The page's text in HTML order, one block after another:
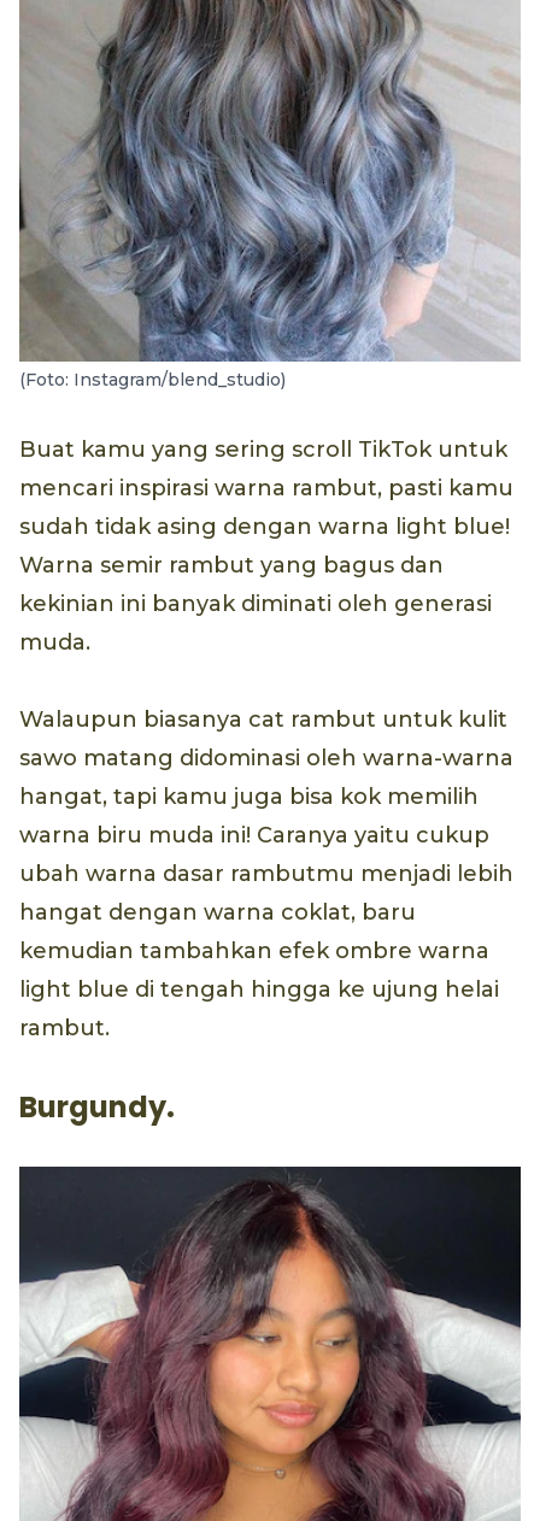
(Foto: Instagram/blend_studio)
Buat kamu yang sering scroll TikTok untuk
mencari inspirasi warna rambut, pasti kamu
sudah tidak asing dengan warna light blue!
Warna semir rambut yang bagus dan
kekinian ini banyak diminati oleh generasi
muda.
Walaupun biasanya cat rambut untuk kulit
sawo matang didominasi oleh warna-warna
hangat, tapi kamu juga bisa kok memilih
warna biru muda ini! Caranya yaitu cukup
ubah warna dasar rambutmu menjadi lebih
hangat dengan warna coklat, baru
kemudian tambahkan efek ombre warna
light blue di tengah hingga ke ujung helai
rambut.
Burgundy.